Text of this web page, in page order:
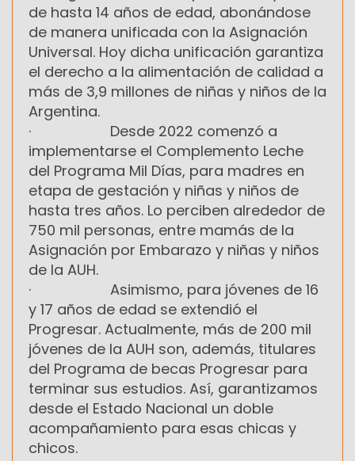
de hasta 14 años de edad, abonándose
de manera unificada con la Asignación
Universal. Hoy dicha unificación garantiza
el derecho a la alimentación de calidad a
más de 3,9 millones de niñas y niños de la
Argentina.
· Desde 2022 comenzó a
implementarse el Complemento Leche
del Programa Mil Días, para madres en
etapa de gestación y niñas y niños de
hasta tres años. Lo perciben alrededor de
750 mil personas, entre mamás de la
Asignación por Embarazo y niñas y niños
de la AUH.
· Asimismo, para jóvenes de 16
y 17 años de edad se extendió el
Progresar. Actualmente, más de 200 mil
jóvenes de la AUH son, además, titulares
del Programa de becas Progresar para
terminar sus estudios. Así, garantizamos
desde el Estado Nacional un doble
acompañamiento para esas chicas y
chicos.